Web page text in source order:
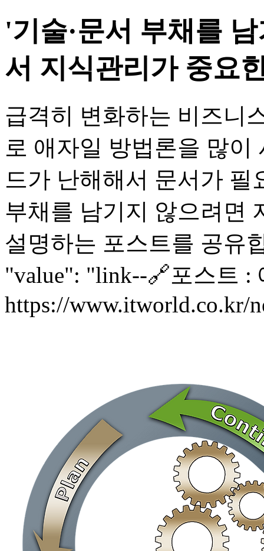
'기술·문서 부채를
서 지식관리가 중요
급격히 변화하는 비즈니
로 애자일 방법론을 많이
드가 난해해서 문서가 필
부채를 남기지 않으려면
설명하는 포스트를 공유
"value": "link--🔗포스트 :
https://www.itworld.co.kr/